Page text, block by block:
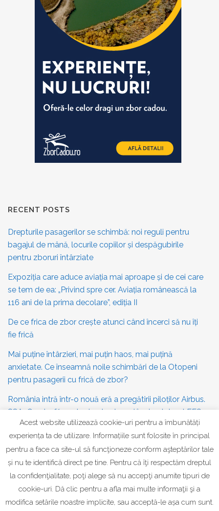
RECENT POSTS
Drepturile pasagerilor se schimbă: noi reguli pentru
bagajul de mână, locurile copiilor și despăgubirile
pentru zboruri întârziate
Expoziția care aduce aviația mai aproape și de cei care
se tem de ea: „Privind spre cer. Aviația românească la
116 ani de la prima decolare”, ediția II
De ce frica de zbor crește atunci când încerci să nu îți
fie frică
Mai puține întârzieri, mai puțin haos, mai puțină
anxietate. Ce înseamnă noile schimbări de la Otopeni
pentru pasagerii cu frică de zbor?
România intră într-o nouă eră a pregătirii piloților Airbus.
SSAvC a desfășurat primele zboruri în simulatorul FFS
Airbus A320
CATEGORIES
Frica de zbor
Acest website utilizează cookie-uri pentru a îmbunătăți
experiența ta de utilizare. Informațiile sunt folosite în principal
pentru a face ca site-ul să funcţioneze conform aşteptărilor tale
și nu te identifică direct pe tine. Pentru că îţi respectăm dreptul
la confidenţialitate, poţi alege să nu accepţi anumite tipuri de
cookie-uri. Dă clic pentru a afla mai multe informaţii şi a
modifica setările noastre implicite, sau acceptă-le așa cum sunt.